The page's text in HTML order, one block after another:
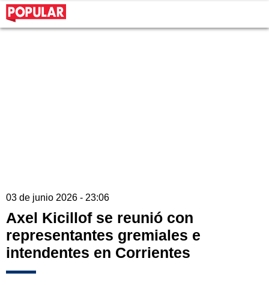
03 de junio 2026 - 23:06
Axel Kicillof se reunió con
representantes gremiales e
intendentes en Corrientes